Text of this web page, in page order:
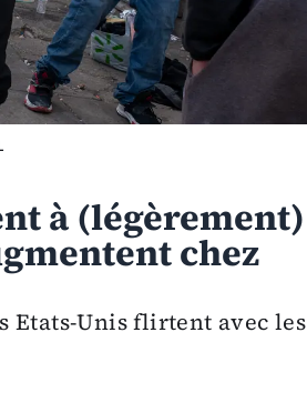
à (légèrement)
chez
Etats-Unis flirtent avec les